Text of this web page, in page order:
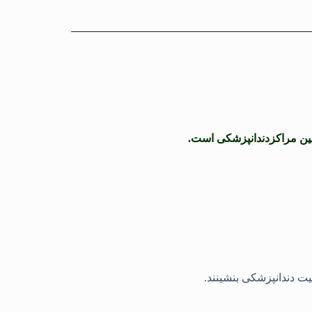
مراکزدندانپزشکی است.
دندانپزشکی بنشینند.